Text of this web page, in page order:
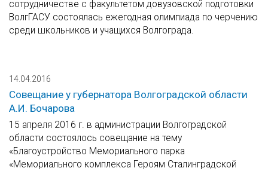
сотрудничестве с факультетом довузовской подготовки
ВолгГАСУ состоялась ежегодная олимпиада по черчению
среди школьников и учащихся Волгограда.
14.04.2016
Совещание у губернатора Волгоградской области
А.И. Бочарова
15 апреля 2016 г. в администрации Волгоградской
области состоялось совещание на тему
«Благоустройство Мемориального парка
«Мемориального комплекса Героям Сталинградской